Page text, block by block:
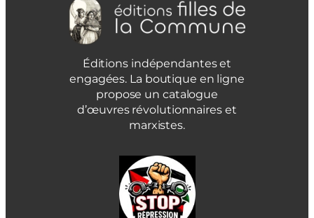
Éditions indépendantes et
engagées. La boutique en ligne
propose un catalogue
d’œuvres révolutionnaires et
marxistes.